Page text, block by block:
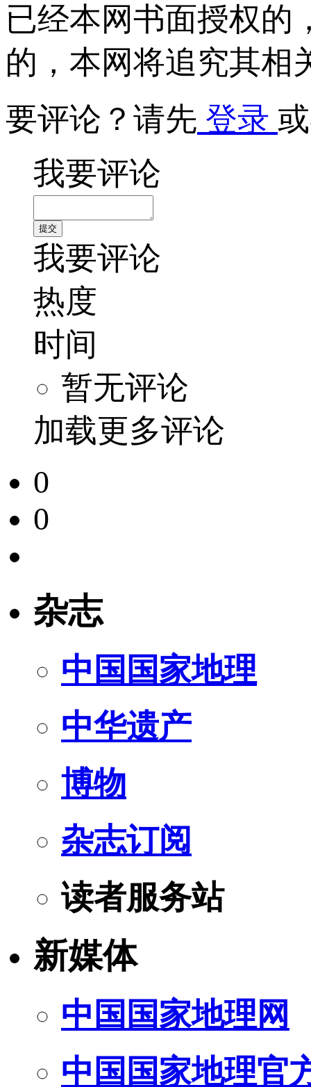
已经本网书面授权的
的，本网将追究其相
要评论？请先 登录
我要评论
我要评论
热度
时间
暂无评论
加载更多评论
0
0
杂志
中国国家地理
中华遗产
博物
杂志订阅
读者服务站
新媒体
中国国家地理网
中国国家地理官